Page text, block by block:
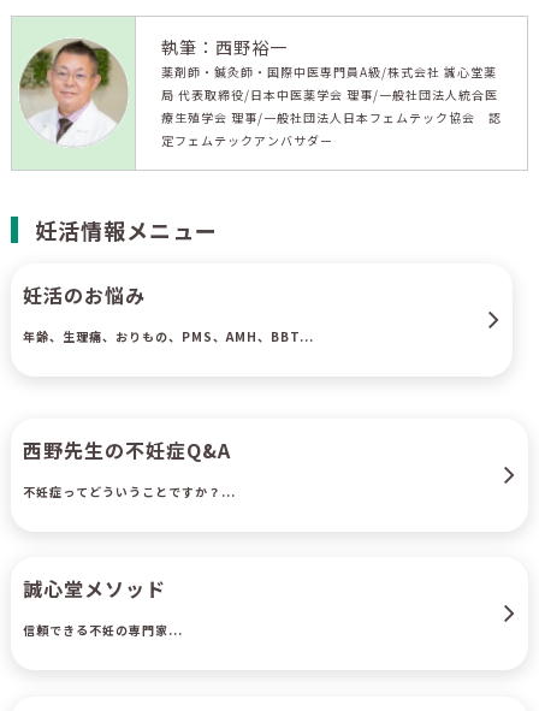
執筆：西野裕一
薬剤師・鍼灸師・国際中医専門員A級/株式会社 誠心堂薬
局 代表取締役/日本中医薬学会 理事/一般社団法人統合医
療生殖学会 理事/一般社団法人日本フェムテック協会 認
定フェムテックアンバサダー
妊活情報メニュー
妊活のお悩み
年齢、生理痛、おりもの、PMS、AMH、BBT...
西野先生の不妊症Q&A
不妊症ってどういうことですか？...
誠心堂メソッド
信頼できる不妊の専門家...